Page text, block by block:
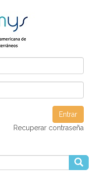
Entrar
Recuperar contraseña